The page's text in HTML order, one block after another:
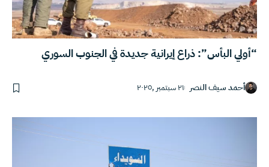
“أولي البأس”: ذراع إيرانية جديدة في الجنوب السوري
أحمد سيف النصر ٢١ سبتمبر ,٢٠٢٥